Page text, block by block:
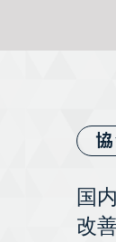
国
改